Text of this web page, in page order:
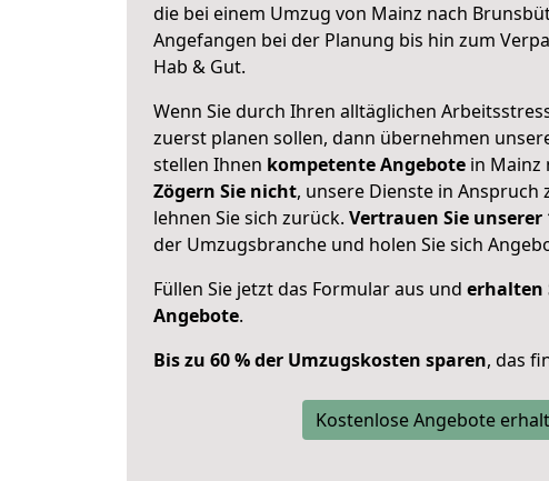
die bei einem Umzug von Mainz nach
Angefangen bei der Planung bis hin zum
Hab & Gut.
Wenn Sie durch Ihren alltäglichen
zuerst planen sollen, dann übernehmen
stellen Ihnen kompetente Angebote in Mainz
Zögern Sie nicht, unsere Dienste in Anspruch
lehnen Sie sich zurück. Vertrauen Sie unserer
der Umzugsbranche und holen Sie sich
Füllen Sie jetzt das Formular aus und erhalten
Angebote.
Bis zu 60 % der Umzugskosten sparen, das
Kostenlose Angebote